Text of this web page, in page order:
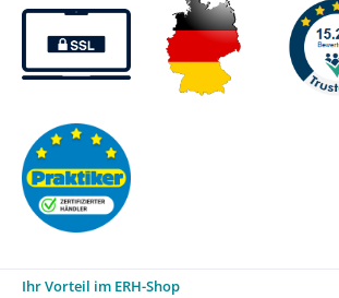
Ihr Vorteil im ERH-Shop